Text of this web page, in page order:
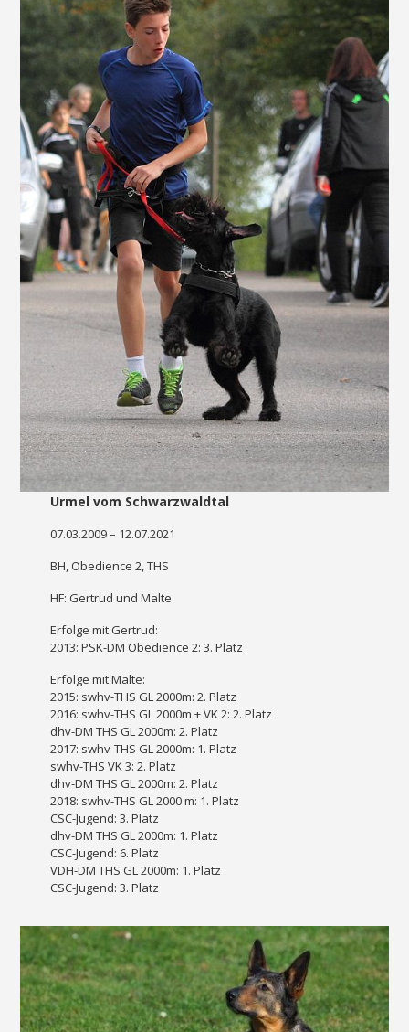
Urmel vom Schwarzwaldtal
07.03.2009 – 12.07.2021
BH, Obedience 2, THS
HF: Gertrud und Malte
Erfolge mit Gertrud:
2013: PSK-DM Obedience 2: 3. Platz
Erfolge mit Malte:
2015: swhv-THS GL 2000m: 2. Platz
2016: swhv-THS GL 2000m + VK 2: 2. Platz
dhv-DM THS GL 2000m: 2. Platz
2017: swhv-THS GL 2000m: 1. Platz
swhv-THS VK 3: 2. Platz
dhv-DM THS GL 2000m: 2. Platz
2018: swhv-THS GL 2000 m: 1. Platz
CSC-Jugend: 3. Platz
dhv-DM THS GL 2000m: 1. Platz
CSC-Jugend: 6. Platz
VDH-DM THS GL 2000m: 1. Platz
CSC-Jugend: 3. Platz